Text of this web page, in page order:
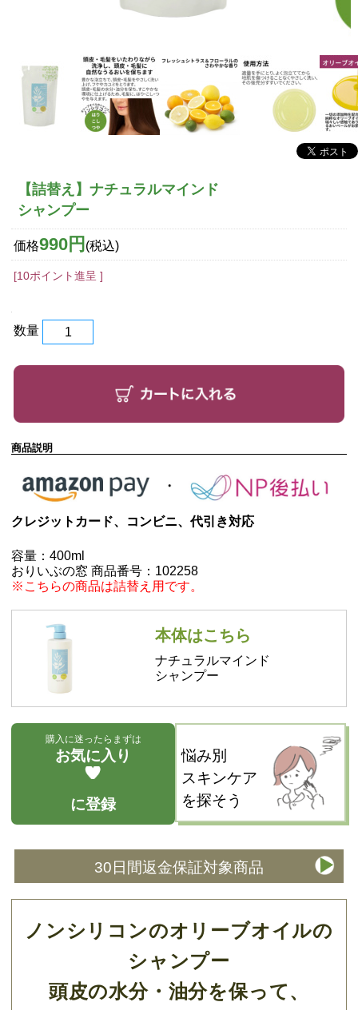
【詰替え】ナチュラルマインド
シャンプー
価格990円 (税込)
[10ポイント進呈 ]
数量
商品説明
クレジットカード、コンビニ、代引き対応
容量：400ml
おりいぶの窓 商品番号：102258
※こちらの商品は詰替え用です。
本体はこちら
ナチュラルマインド
シャンプー
購入に迷ったらまずは
お気に入り
に登録
悩み別
スキンケア
を探そう
30日間返金保証対象商品
ノンシリコンのオリーブオイルの
シャンプー
頭皮の水分・油分を保って、